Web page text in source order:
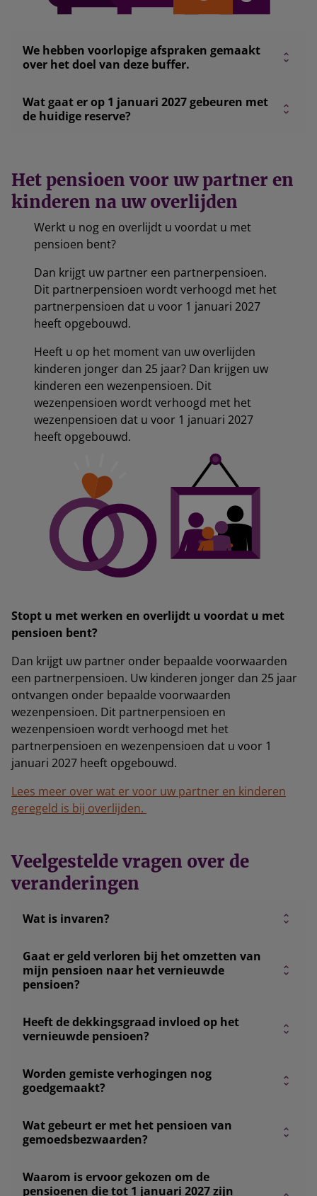
We hebben voorlopige afspraken gemaakt
over het doel van deze buffer.
Wat gaat er op 1 januari 2027 gebeuren met
de huidige reserve?
Het pensioen voor uw partner en
kinderen na uw overlijden
Werkt u nog en overlijdt u voordat u met
pensioen bent?
Dan krijgt uw partner een partnerpensioen.
Dit partnerpensioen wordt verhoogd met het
partnerpensioen dat u voor 1 januari 2027
heeft opgebouwd.
Heeft u op het moment van uw overlijden
kinderen jonger dan 25 jaar? Dan krijgen uw
kinderen een wezenpensioen. Dit
wezenpensioen wordt verhoogd met het
wezenpensioen dat u voor 1 januari 2027
heeft opgebouwd.
Stopt u met werken en overlijdt u voordat u met
pensioen bent?
Dan krijgt uw partner onder bepaalde voorwaarden
een partnerpensioen. Uw kinderen jonger dan 25 jaar
ontvangen onder bepaalde voorwaarden
wezenpensioen. Dit partnerpensioen en
wezenpensioen wordt verhoogd met het
partnerpensioen en wezenpensioen dat u voor 1
januari 2027 heeft opgebouwd.
Lees meer over wat er voor uw partner en kinderen
geregeld is bij overlijden.
Veelgestelde vragen over de
veranderingen
Wat is invaren?
Gaat er geld verloren bij het omzetten van
mijn pensioen naar het vernieuwde
pensioen?
Heeft de dekkingsgraad invloed op het
vernieuwde pensioen?
Worden gemiste verhogingen nog
goedgemaakt?
Wat gebeurt er met het pensioen van
gemoedsbezwaarden?
Waarom is ervoor gekozen om de
pensioenen die tot 1 januari 2027 zijn